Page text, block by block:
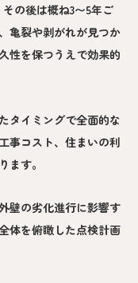
の後は概ね3〜5年ご
亀裂や剥がれが見つか
性を保つうえで効果的
タイミングで全面的な
事コスト、住まいの利
ます。
壁の劣化進行に影響す
体を俯瞰した点検計画